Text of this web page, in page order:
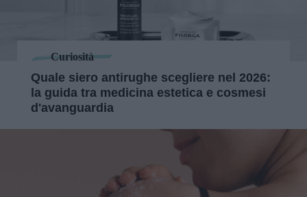
Curiosità
Quale siero antirughe scegliere nel 2026:
la guida tra medicina estetica e cosmesi
d'avanguardia